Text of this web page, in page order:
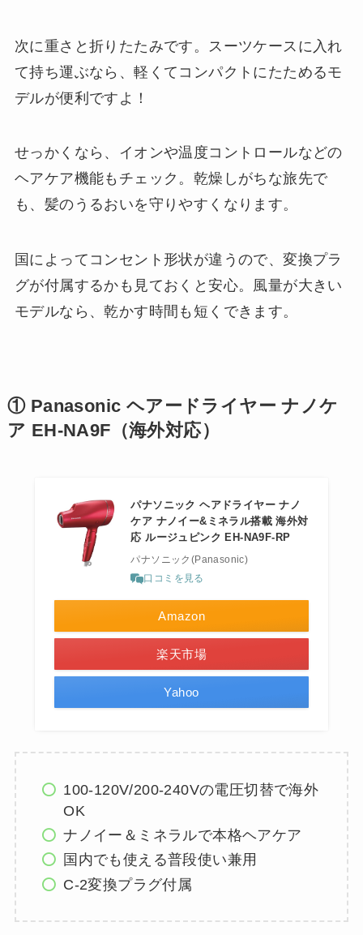
次に重さと折りたたみです。スーツケースに入れ
て持ち運ぶなら、軽くてコンパクトにたためるモ
デルが便利ですよ！
せっかくなら、イオンや温度コントロールなどの
ヘアケア機能もチェック。乾燥しがちな旅先で
も、髪のうるおいを守りやすくなります。
国によってコンセント形状が違うので、変換プラ
グが付属するかも見ておくと安心。風量が大きい
モデルなら、乾かす時間も短くできます。
① Panasonic ヘアードライヤー ナノケ
ア EH-NA9F（海外対応）
パナソニック ヘアドライヤー ナノ
ケア ナノイー&ミネラル搭載 海外対
応 ルージュピンク EH-NA9F-RP
パナソニック(Panasonic)
口コミを見る
Amazon
楽天市場
Yahoo
100-120V/200-240Vの電圧切替で海外
OK
ナノイー＆ミネラルで本格ヘアケア
国内でも使える普段使い兼用
C-2変換プラグ付属